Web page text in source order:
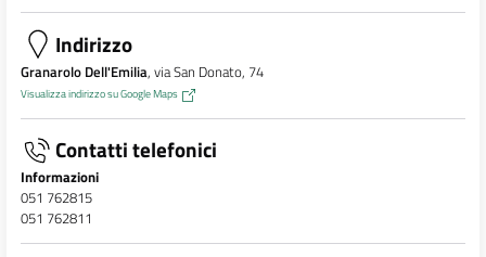
Indirizzo
Granarolo Dell'Emilia, via San Donato, 74
Visualizza indirizzo su Google Maps
Contatti telefonici
Informazioni
051 762815
051 762811